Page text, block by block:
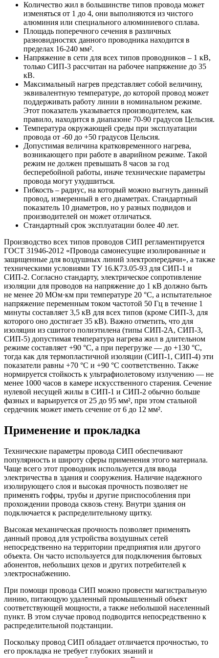
Количество жил в большинстве типов провода может
изменяться от 1 до 4, они выполняются из чистого
алюминия или специального алюминиевого сплава.
Площадь поперечного сечения в различных
разновидностях данного проводника находится в
пределах 16-240 мм².
Напряжение в сети для всех типов проводников – 1 кВ,
только СИП-3 рассчитан на рабочее напряжение до 35
кВ.
Максимальный нагрев представляет собой величину,
эквивалентную температуре, до которой провод может
поддерживать работу линии в номинальном режиме.
Этот показатель указывается производителем, как
правило, находится в диапазоне 70-90 градусов Цельсия.
Температура окружающей среды при эксплуатации
провода от -60 до +50 градусов Цельсия.
Допустимая величина кратковременного нагрева,
возникающего при работе в аварийном режиме. Такой
режим не должен превышать 8 часов за год
бесперебойной работы, иначе технические параметры
провода могут ухудшиться.
Гибкость – радиус, на который можно выгнуть данный
провод, измеренный в его диаметрах. Стандартный
показатель 10 диаметров, но у разных подвидов и
производителей он может отличаться.
Стандартный срок эксплуатации более 40 лет.
Производство всех типов проводов СИП регламентируется
ГОСТ 31946-2012 «Провода самонесущие изолированные и
защищенные для воздушных линий электропередачи», а также
техническими условиями ТУ 16.К73.05-93 для СИП-1 и
СИП-2. Согласно стандарту, электрическое сопротивление
изоляции для проводов на напряжение до 1 кВ должно быть
не менее 20 МОм·км при температуре 20 °C, а испытательное
напряжение переменным током частотой 50 Гц в течение 1
минуты составляет 3,5 кВ для всех типов (кроме СИП-3, для
которого оно достигает 35 кВ). Важно отметить, что для
изоляции из сшитого полиэтилена (типы СИП-2А, СИП-3,
СИП-5) допустимая температура нагрева жил в длительном
режиме составляет +90 °C, а при перегрузке — до +130 °C,
тогда как для термопластичной изоляции (СИП-1, СИП-4) эти
показатели равны +70 °C и +90 °C соответственно. Также
нормируется стойкость к ультрафиолетовому излучению — не
менее 1000 часов в камере искусственного старения. Сечение
нулевой несущей жилы в СИП-1 и СИП-2 обычно больше
фазных и варьируется от 25 до 95 мм², при этом стальной
сердечник может иметь сечение от 6 до 12 мм².
Применение и прокладка
Технические параметры провода СИП обеспечивают
популярность и широту сферы применения этого материала.
Чаще всего этот проводник используется для ввода
электричества в здания и сооружения. Наличие надежного
изолирующего слоя и высокая прочность позволяет не
применять гофры, трубы и другие приспособления при
прохождении провода сквозь стену. Внутри здания он
подключается к распределительному щитку.
Высокая механическая прочность позволяет применять
данный провод для устройства воздушных сетей
непосредственно на территории предприятия или другого
объекта. Он часто используется для подключения бытовых
абонентов, небольших цехов и других потребителей к
электроснабжению.
При помощи провода СИП можно провести магистральную
линию, питающую удаленный промышленный объект
соответствующей мощности, а также небольшой населенный
пункт. В этом случае провод подводится непосредственно к
распределительной подстанции.
Поскольку провод СИП обладает отличается прочностью, то
его прокладка не требует глубоких знаний и